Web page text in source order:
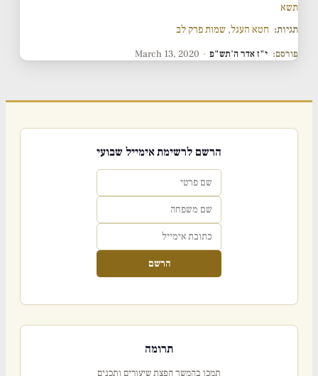
תשא
תגיות: חטא העגל, שמות פרק לב
פורסם: י"ז אדר ה'תש"פ ·
March 13, 2020
הרשם לרשימת אימייל שבועי
הרשם
תרומה
תמכו בהמשך הפצת שיעורים ותכנים